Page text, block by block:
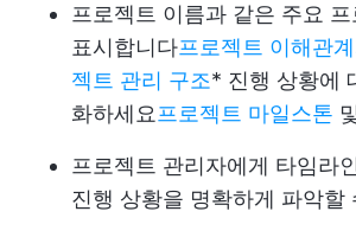
프로젝트 이름과 같은 주요
표시합니다프로젝트 이해관
젝트 관리 구조* 진행 상황에
화하세요 프로젝트 마일스톤
프로젝트 관리자에게 타임라
진행 상황을 명확하게 파악할